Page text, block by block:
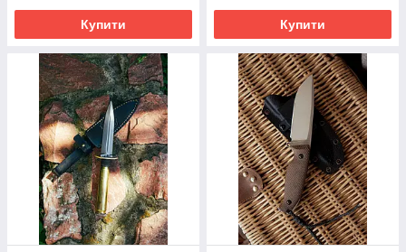
Купити Купити